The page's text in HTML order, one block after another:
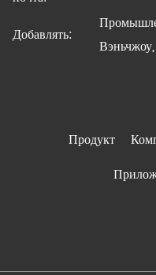
Добавлять:
Продукт